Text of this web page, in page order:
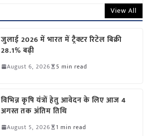
View All
जुलाई 2026 में भारत में ट्रैक्टर रिटेल बिक्री
28.1% बढ़ी
August 6, 2026 5 min read
विभिन्न कृषि यंत्रों हेतु आवेदन के लिए आज 4
अगस्त तक अंतिम तिथि
August 5, 2026 1 min read